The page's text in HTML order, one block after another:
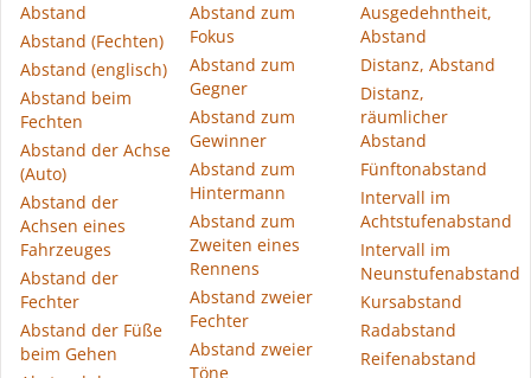
Abstand
Abstand (Fechten)
Abstand (englisch)
Abstand beim
Fechten
Abstand der Achse
(Auto)
Abstand der
Achsen eines
Fahrzeuges
Abstand der
Fechter
Abstand der Füße
beim Gehen
Abstand zum
Fokus
Abstand zum
Gegner
Abstand zum
Gewinner
Abstand zum
Hintermann
Abstand zum
Zweiten eines
Rennens
Abstand zweier
Fechter
Abstand zweier
Töne
Ausgedehntheit,
Abstand
Distanz, Abstand
Distanz,
räumlicher
Abstand
Fünftonabstand
Intervall im
Achtstufenabstand
Intervall im
Neunstufenabstand
Kursabstand
Radabstand
Reifenabstand